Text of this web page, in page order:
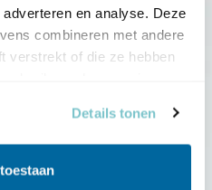
en analyse. Deze
combineren met andere
verstrekt of die ze hebben
Details tonen